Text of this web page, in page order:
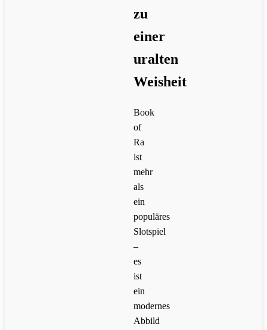
zu
einer
uralten
Weisheit
Book
of
Ra
ist
mehr
als
ein
populäres
Slotspiel
–
es
ist
ein
modernes
Abbild